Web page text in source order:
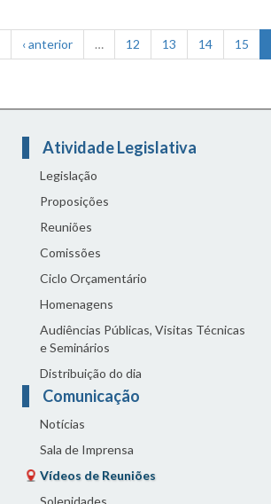
‹ anterior … 12 13 14 15
Atividade Legislativa
Legislação
Proposições
Reuniões
Comissões
Ciclo Orçamentário
Homenagens
Audiências Públicas, Visitas Técnicas
e Seminários
Distribuição do dia
Comunicação
Notícias
Sala de Imprensa
Vídeos de Reuniões
Solenidades